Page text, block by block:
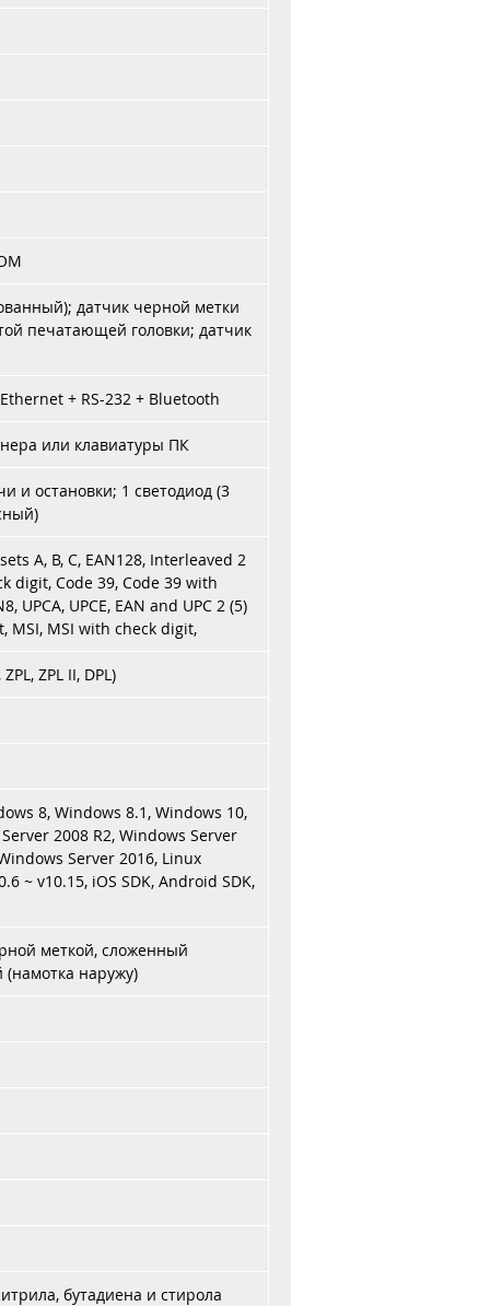
датчик черной метки
печатающей головки; датчик
+ RS-232 + Bluetooth
или клавиатуры ПК
и остановки; 1 светодиод (3
A, B, C, EAN128, Interleaved 2
digit, Code 39, Code 39 with
UPCA, UPCE, EAN and UPC 2 (5)
MSI, MSI with check digit,
ZPL II, DPL)
8, Windows 8.1, Windows 10,
2008 R2, Windows Server
Server 2016, Linux
~ v10.15, iOS SDK, Android SDK,
меткой, сложенный
наружу)
бутадиена и стирола